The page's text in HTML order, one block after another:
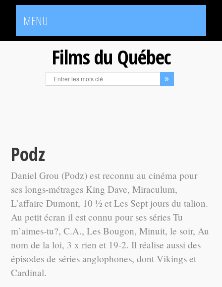
MENU
Films du Québec
Podz
Daniel Grou (Podz) est reconnu au cinéma pour
ses longs-métrages King Dave, Miraculum,
L’affaire Dumont, 10 ½ et Les Sept jours du talion.
Au petit écran il est connu pour ses séries Tu
m’aimes-tu?, C.A., Les Bougon, Minuit, le soir, Au
nom de la loi, 3 x rien et 19-2. Il réalise aussi des
épisodes de séries anglophones, dont Vikings et
Cardinal.